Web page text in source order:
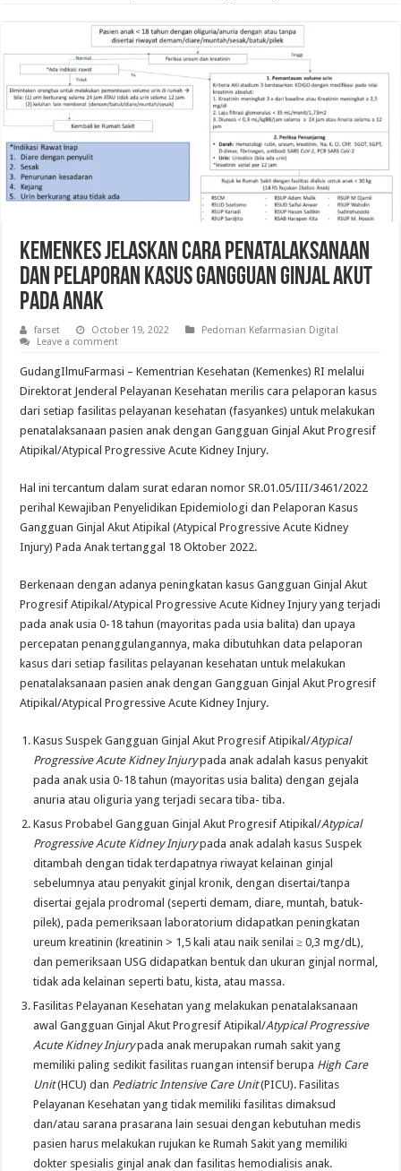
Kemenkes Jelaskan Cara Penatalaksanaan
dan Pelaporan Kasus Gangguan Ginjal Akut
Pada Anak
farset October 19, 2022
Pedoman Kefarmasian Digital
Leave a comment
GudangIlmuFarmasi – Kementrian Kesehatan (Kemenkes) RI melalui
Direktorat Jenderal Pelayanan Kesehatan merilis cara pelaporan kasus
dari setiap fasilitas pelayanan kesehatan (fasyankes) untuk melakukan
penatalaksanaan pasien anak dengan Gangguan Ginjal Akut Progresif
Atipikal/Atypical Progressive Acute Kidney Injury.
Hal ini tercantum dalam surat edaran nomor SR.01.05/III/3461/2022
perihal Kewajiban Penyelidikan Epidemiologi dan Pelaporan Kasus
Gangguan Ginjal Akut Atipikal (Atypical Progressive Acute Kidney
Injury) Pada Anak tertanggal 18 Oktober 2022.
Berkenaan dengan adanya peningkatan kasus Gangguan Ginjal Akut
Progresif Atipikal/Atypical Progressive Acute Kidney Injury yang terjadi
pada anak usia 0-18 tahun (mayoritas pada usia balita) dan upaya
percepatan penanggulangannya, maka dibutuhkan data pelaporan
kasus dari setiap fasilitas pelayanan kesehatan untuk melakukan
penatalaksanaan pasien anak dengan Gangguan Ginjal Akut Progresif
Atipikal/Atypical Progressive Acute Kidney Injury.
Kasus Suspek Gangguan Ginjal Akut Progresif Atipikal/Atypical
Progressive Acute Kidney Injurypada anak adalah kasus penyakit
pada anak usia 0-18 tahun (mayoritas usia balita) dengan gejala
anuria atau oliguria yang terjadi secara tiba- tiba.
Kasus Probabel Gangguan Ginjal Akut Progresif Atipikal/Atypical
Progressive Acute Kidney Injurypada anak adalah kasus Suspek
ditambah dengan tidak terdapatnya riwayat kelainan ginjal
sebelumnya atau penyakit ginjal kronik, dengan disertai/tanpa
disertai gejala prodromal (seperti demam, diare, muntah, batuk-
pilek), pada pemeriksaan laboratorium didapatkan peningkatan
ureum kreatinin (kreatinin > 1,5 kali atau naik senilai ≥ 0,3 mg/dL),
dan pemeriksaan USG didapatkan bentuk dan ukuran ginjal normal,
tidak ada kelainan seperti batu, kista, atau massa.
Fasilitas Pelayanan Kesehatan yang melakukan penatalaksanaan
awal Gangguan Ginjal Akut Progresif Atipikal/Atypical Progressive
Acute Kidney Injurypada anak merupakan rumah sakit yang
memiliki paling sedikit fasilitas ruangan intensif berupa High Care
Unit(HCU) dan Pediatric Intensive Care Unit(PICU). Fasilitas
Pelayanan Kesehatan yang tidak memiliki fasilitas dimaksud
dan/atau sarana prasarana lain sesuai dengan kebutuhan medis
pasien harus melakukan rujukan ke Rumah Sakit yang memiliki
dokter spesialis ginjal anak dan fasilitas hemodialisis anak.